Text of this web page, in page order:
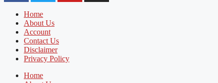
Home
About Us
Account
Contact Us
Disclaimer
Privacy Policy
Home